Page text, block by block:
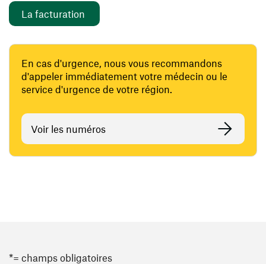
La facturation
En cas d'urgence, nous vous recommandons
d'appeler immédiatement votre médecin ou le
service d'urgence de votre région.
Voir les numéros
*= champs obligatoires